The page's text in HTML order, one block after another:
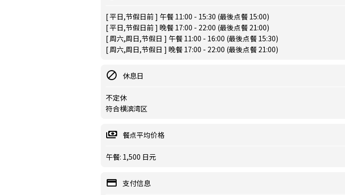
[ 平日,节假日前 ] 午餐 11:00 - 15:30 (最後点餐 15:00)
[ 平日,节假日前 ] 晚餐 17:00 - 22:00 (最後点餐 21:00)
[ 周六,周日,节假日 ] 午餐 11:00 - 16:00 (最後点餐 15:30)
[ 周六,周日,节假日 ] 晚餐 17:00 - 22:00 (最後点餐 21:00)
休息日
不定休
符合横滨湾区
餐点平均价格
午餐: 1,500 日元
支付信息